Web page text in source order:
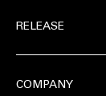
RELEASE
COMPANY